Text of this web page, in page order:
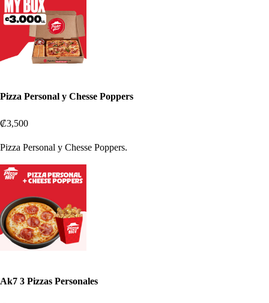
Pizza Personal y Chesse Poppers
₡3,500
Pizza Personal y Chesse Poppers.
Ak7 3 Pizzas Personales